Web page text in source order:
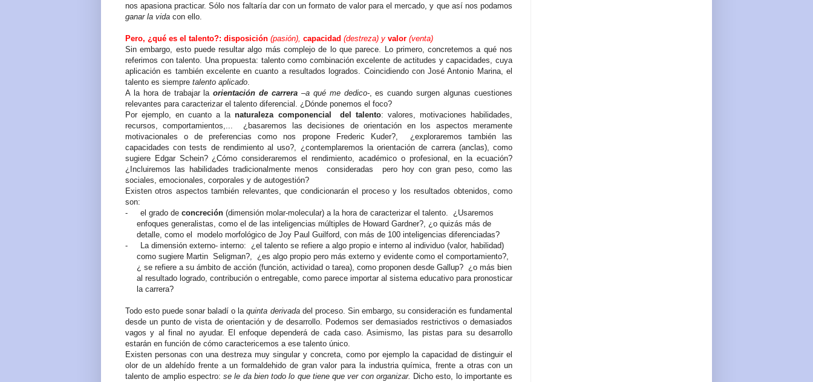
nos apasiona practicar. Sólo nos faltaría dar conun formato de valor para el mercado, y que así nos podamos
ganar la vida con ello.
Pero, ¿qué es el talento?: disposición (pasión), capacidad (destreza) y valor (venta)
Sin embargo, esto puede resultar algo más complejo de lo que parece. Lo primero, concretemos a qué nos
referimos con talento. Una propuesta: talento como combinación excelente de actitudes y capacidades, cuya
aplicación es también excelente en cuanto a resultados logrados. Coincidiendo con José Antonio Marina, el
talento es siempre talento aplicado.
A la hora de trabajar laorientación de carrera –a qué me dedico-, es cuando surgen algunas cuestiones
relevantes para caracterizar el talento diferencial. ¿Dónde ponemos el foco?
Por ejemplo, en cuanto a lanaturaleza componencial del talento: valores, motivaciones habilidades,
recursos,
comportamientos,...¿basaremos las decisiones de orientación en los aspectos meramente
motivacionales o de preferencias como nos propone Frederic Kuder?,
¿exploraremos también las
capacidades con tests de rendimiento al uso?, ¿contemplaremos la orientación de carrera (anclas), como
sugiere Edgar Schein? ¿Cómo consideraremos el rendimiento, académico o profesional, en la ecuación?
¿Incluiremos las habilidades tradicionalmente menos
consideradas pero hoy con gran peso, como las
sociales, emocionales, corporales y de autogestión?
Existen otros aspectos también relevantes, que condicionarán el proceso y los resultados obtenidos, como
son:
-
el grado de concreción (dimensión molar-molecular) a la hora de caracterizar el talento. ¿Usaremos
enfoques generalistas, como el de las inteligencias múltiples de Howard Gardner?, ¿o quizás más de
detalle, como el
modelo morfológico de Joy Paul Guilford, con más de 100 inteligencias diferenciadas?
-
La dimensión externo- interno: ¿el talento se refiere a algo propio e interno al individuo (valor, habilidad)
como sugiere Martin Seligman?, ¿es algo propio pero más externo y evidente como el comportamiento?,
¿ se refiere a su ámbito de acción (función, actividad o tarea), como proponen desde Gallup? ¿o más bien
al resultado logrado, contribución o entregable, como parece importar al sistema educativo para pronosticar
la carrera?
Todo esto puede sonar baladí o laquinta derivadadel proceso. Sin embargo, su consideración es fundamental
desde un punto de vista de orientación y de desarrollo. Podemos ser demasiados restrictivos o demasiados
vagos y al final no ayudar. El enfoque dependerá de cada caso. Asimismo, las pistas para su desarrollo
estarán en función de cómo caractericemos a ese talento único.
Existen personas con una destreza muy singular y concreta, como por ejemplo la capacidad de distinguir el
olor de un aldehído frente a un formaldehido de gran valor para la industria química, frente a otras con un
talento de amplio espectro: se le da bien todo lo que tiene que ver con organizar. Dicho esto, lo importante es